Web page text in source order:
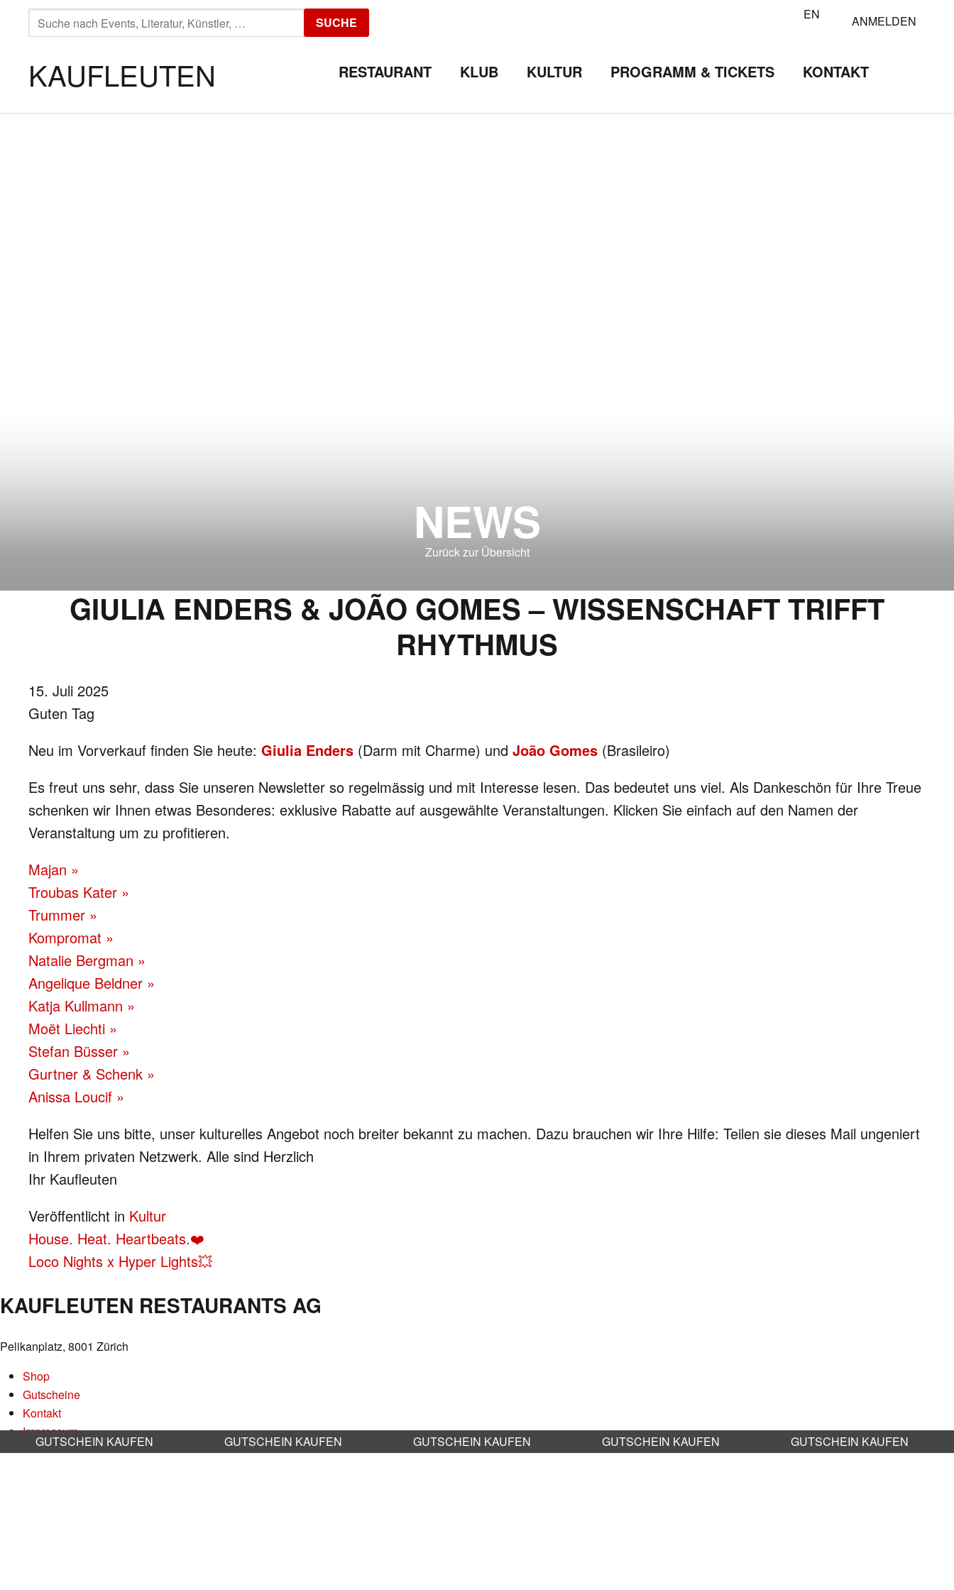
SUCHE
NACH:
SUCHE EN ANMELDEN
KAUFLEUTEN RESTAURANT KLUB KULTUR PROGRAMM & TICKETS KONTAKT
NEWS
Zurück zur Übersicht
GIULIA ENDERS & JOÃO GOMES – WISSENSCHAFT TRIFFT
RHYTHMUS
15. Juli 2025
Guten Tag
Neu im Vorverkauf finden Sie heute: Giulia Enders (Darm mit Charme) und João Gomes (Brasileiro)
Es freut uns sehr, dass Sie unseren Newsletter so regelmässig und mit Interesse lesen. Das bedeutet uns viel. Als Dankeschön für Ihre Treue
schenken wir Ihnen etwas Besonderes: exklusive Rabatte auf ausgewählte Veranstaltungen. Klicken Sie einfach auf den Namen der
Veranstaltung um zu profitieren.
Majan »
Troubas Kater »
Trummer »
Kompromat »
Natalie Bergman »
Angelique Beldner »
Katja Kullmann »
Moët Liechti »
Stefan Büsser »
Gurtner & Schenk »
Anissa Loucif »
Helfen Sie uns bitte, unser kulturelles Angebot noch breiter bekannt zu machen. Dazu brauchen wir Ihre Hilfe: Teilen sie dieses Mail ungeniert
in Ihrem privaten Netzwerk. Alle sind Herzlich
Ihr Kaufleuten
Veröffentlicht in Kultur
BEITRAGS-
NAVIGATION
House. Heat. Heartbeats.❤️
Loco Nights x Hyper Lights💥
KAUFLEUTEN RESTAURANTS AG
Pelikanplatz, 8001 Zürich
Shop
Gutscheine
Kontakt
Impressum
Datenschutz
GUTSCHEIN KAUFEN GUTSCHEIN KAUFEN GUTSCHEIN KAUFEN GUTSCHEIN KAUFEN GUTSCHEIN KAUFEN